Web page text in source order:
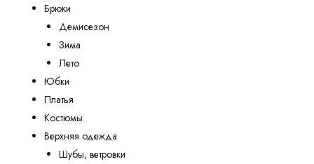
Брюки
Демисезон
Зима
Лето
Юбки
Платья
Костюмы
Верхняя одежда
Шубы, ветровки